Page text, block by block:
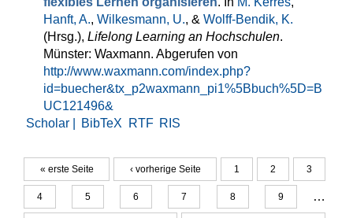
Hanft, A., Wilkesmann, U., & Wolff-Bendik, K.
(Hrsg.), Lifelong Learning an Hochschulen.
Münster: Waxmann. Abgerufen von
http://www.waxmann.com/index.php?
id=buecher&tx_p2waxmann_pi1%5Bbuch%5D=B
UC121496&
Scholar |
BibTeX RTF RIS
Seiten
« erste Seite ‹ vorherige Seite 1 2 3
4 5 6 7 8 9 …